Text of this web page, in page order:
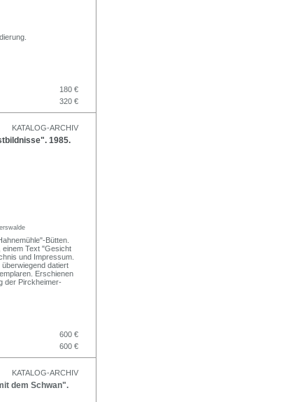
180 €
320 €
KATALOG-ARCHIV
1985.
Bütten.
einem Text "Gesicht
und Impressum.
datiert
Erschienen
der Pirckheimer-
600 €
600 €
KATALOG-ARCHIV
dem Schwan".